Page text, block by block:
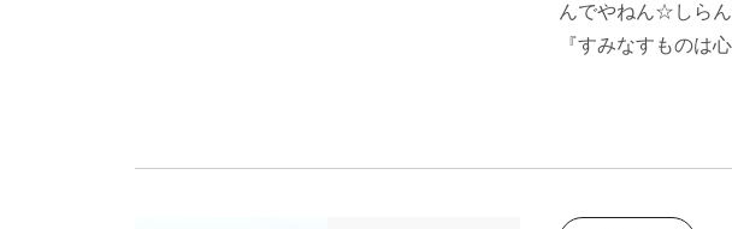
んでやねん☆しら
『すみなすものは